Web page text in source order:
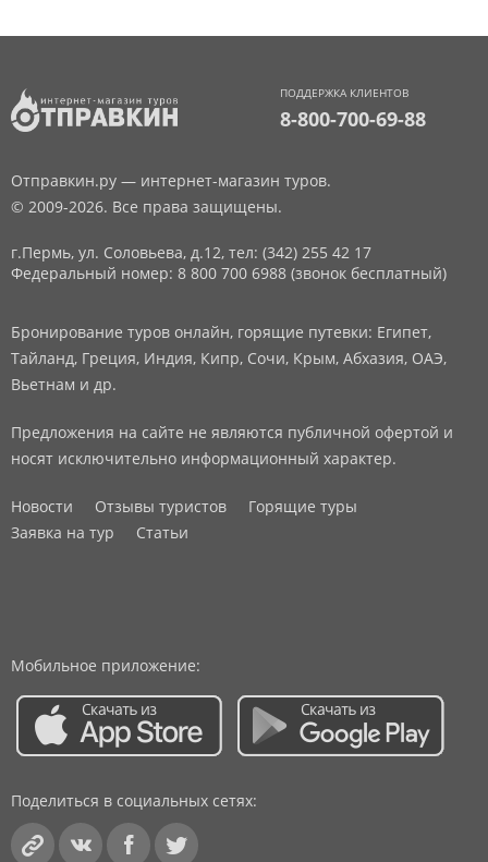
ПОДДЕРЖКА КЛИЕНТОВ
8-800-700-69-88
Отправкин.ру — интернет-магазин туров.
© 2009-2026. Все права защищены.
г.Пермь, ул. Соловьева, д.12, тел: (342) 255 42 17
Федеральный номер: 8 800 700 6988 (звонок бесплатный)
Бронирование туров онлайн, горящие путевки: Египет,
Тайланд, Греция, Индия, Кипр, Сочи, Крым, Абхазия, ОАЭ,
Вьетнам и др.
Предложения на сайте не являются публичной офертой и
носят исключительно информационный характер.
Новости Отзывы туристов
Горящие туры
Заявка на тур
Статьи
Мобильное приложение:
Поделиться в социальных сетях: